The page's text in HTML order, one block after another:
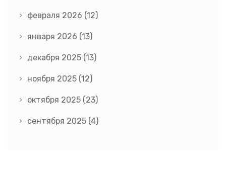
февраля 2026 (12)
января 2026 (13)
декабря 2025 (13)
ноября 2025 (12)
октября 2025 (23)
сентября 2025 (4)